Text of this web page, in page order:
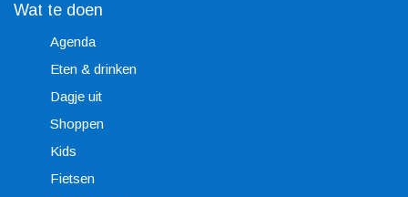
Wat te doen
Agenda
Eten & drinken
Dagje uit
Shoppen
Kids
Fietsen